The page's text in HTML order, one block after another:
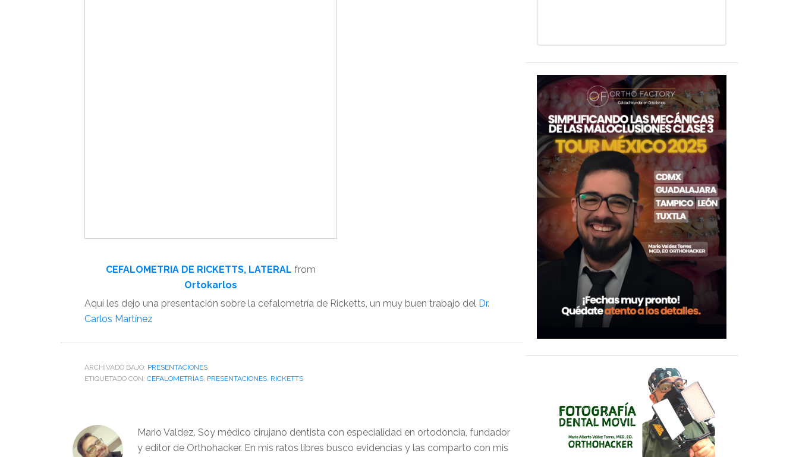
CEFALOMETRIA DE RICKETTS, LATERAL from
Ortokarlos
Aquí les dejo una presentación sobre la cefalometría de Ricketts, un muy buen trabajo del Dr.
Carlos Martínez
ARCHIVADO BAJO: PRESENTACIONES
ETIQUETADO CON: CEFALOMETRÌAS, PRESENTACIONES, RICKETTS
Mario Valdez. Soy médico cirujano dentista con especialidad en ortodoncia, fundador
y editor de Orthohacker. En mis ratos libres busco evidencias y las comparto con mis